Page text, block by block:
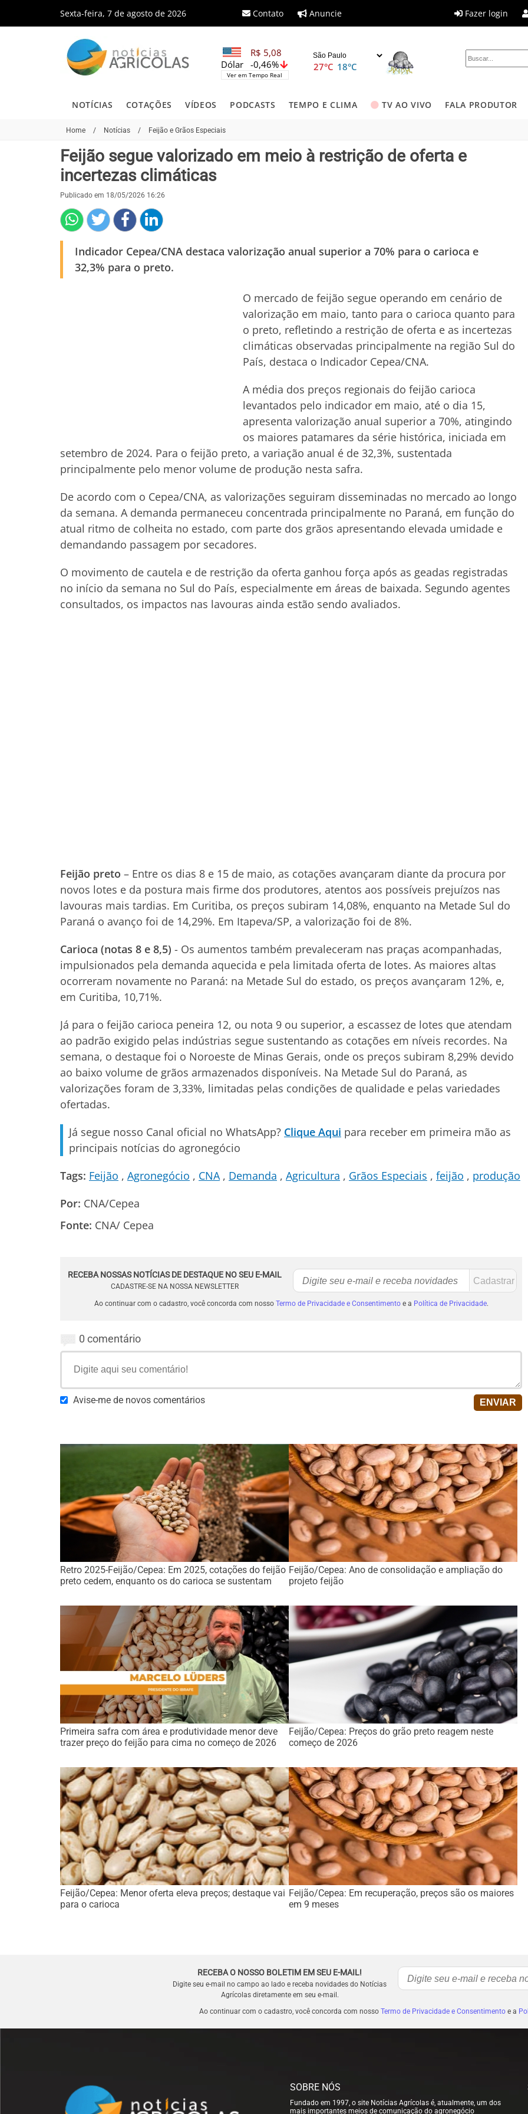
Sexta-feira, 7 de agosto de 2026 Contato Anuncie Fazer login
R$ 5,08
-0,46%
Dólar
Ver em Tempo Real
27°C 18°C
NOTÍCIAS COTAÇÕES VÍDEOS PODCASTS TEMPO E CLIMA TV AO VIVO FALA PRODUTOR
Home / Notícias / Feijão e Grãos Especiais
Feijão segue valorizado em meio à restrição de oferta e
incertezas climáticas
Publicado em 18/05/2026 16:26
Indicador Cepea/CNA destaca valorização anual superior a 70% para o carioca e
32,3% para o preto.
O mercado de feijão segue operando em cenário de
valorização em maio, tanto para o carioca quanto para
o preto, refletindo a restrição de oferta e as incertezas
climáticas observadas principalmente na região Sul do
País, destaca o Indicador Cepea/CNA.
A média dos preços regionais do feijão carioca
levantados pelo indicador em maio, até o dia 15,
apresenta valorização anual superior a 70%, atingindo
os maiores patamares da série histórica, iniciada em
setembro de 2024. Para o feijão preto, a variação anual é de 32,3%, sustentada
principalmente pelo menor volume de produção nesta safra.
De acordo com o Cepea/CNA, as valorizações seguiram disseminadas no mercado ao longo
da semana. A demanda permaneceu concentrada principalmente no Paraná, em função do
atual ritmo de colheita no estado, com parte dos grãos apresentando elevada umidade e
demandando passagem por secadores.
O movimento de cautela e de restrição da oferta ganhou força após as geadas registradas
no início da semana no Sul do País, especialmente em áreas de baixada. Segundo agentes
consultados, os impactos nas lavouras ainda estão sendo avaliados.
Feijão preto – Entre os dias 8 e 15 de maio, as cotações avançaram diante da procura por
novos lotes e da postura mais firme dos produtores, atentos aos possíveis prejuízos nas
lavouras mais tardias. Em Curitiba, os preços subiram 14,08%, enquanto na Metade Sul do
Paraná o avanço foi de 14,29%. Em Itapeva/SP, a valorização foi de 8%.
Carioca (notas 8 e 8,5) - Os aumentos também prevaleceram nas praças acompanhadas,
impulsionados pela demanda aquecida e pela limitada oferta de lotes. As maiores altas
ocorreram novamente no Paraná: na Metade Sul do estado, os preços avançaram 12%, e,
em Curitiba, 10,71%.
Já para o feijão carioca peneira 12, ou nota 9 ou superior, a escassez de lotes que atendam
ao padrão exigido pelas indústrias segue sustentando as cotações em níveis recordes. Na
semana, o destaque foi o Noroeste de Minas Gerais, onde os preços subiram 8,29% devido
ao baixo volume de grãos armazenados disponíveis. Na Metade Sul do Paraná, as
valorizações foram de 3,33%, limitadas pelas condições de qualidade e pelas variedades
ofertadas.
Já segue nosso Canal oficial no WhatsApp? Clique Aqui para receber em primeira mão as
principais notícias do agronegócio
Tags: Feijão Agronegócio CNA Demanda Agricultura Grãos Especiais feijão
produção
Por: CNA/Cepea
Fonte: CNA/ Cepea
RECEBA NOSSAS NOTÍCIAS DE DESTAQUE NO SEU E-MAIL
CADASTRE-SE NA NOSSA NEWSLETTER
Ao continuar com o cadastro, você concorda com nosso Termo de Privacidade e Consentimentoe a Política de Privacidade.
0 comentário
Avise-me de novos comentários
Retro 2025-Feijão/Cepea: Em 2025, cotações do feijão
preto cedem, enquanto os do carioca se sustentam
Feijão/Cepea: Ano de consolidação e ampliação do
projeto feijão
Primeira safra com área e produtividade menor deve
trazer preço do feijão para cima no começo de 2026
Feijão/Cepea: Preços do grão preto reagem neste
começo de 2026
Feijão/Cepea: Menor oferta eleva preços; destaque vai
para o carioca
Feijão/Cepea: Em recuperação, preços são os maiores
em 9 meses
RECEBA O NOSSO BOLETIM EM SEU E-MAIL!
Digite seu e-mail no campo ao lado e receba novidades do Notícias
Agrícolas diretamente em seu e-mail.
Ao continuar com o cadastro, você concorda com nosso Termo de Privacidade e Consentimentoe a
SOBRE NÓS
Fundado em 1997, o site Notícias Agrícolas é, atualmente, um dos
mais importantes meios de comunicação do agronegócio